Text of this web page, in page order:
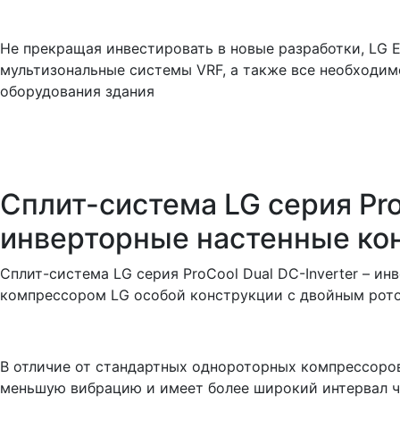
Не прекращая инвестировать в новые разработки,
мультизональные системы VRF, а также все
оборудования здания
Сплит-система LG серия
инверторные настенные
Сплит-система LG серия ProCool Dual DC-Inverter –
компрессором LG особой конструкции с двойным
В отличие от стандартных однороторных
меньшую вибрацию и имеет более широкий интервал